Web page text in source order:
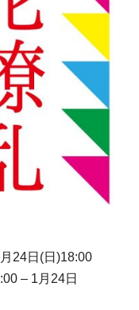
24日(日)18:00
– 1月24日